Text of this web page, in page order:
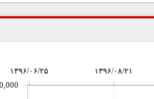
۱۳۹۶/۰۶/۲۵ ۱۳۹۶/۰۸/۲۱